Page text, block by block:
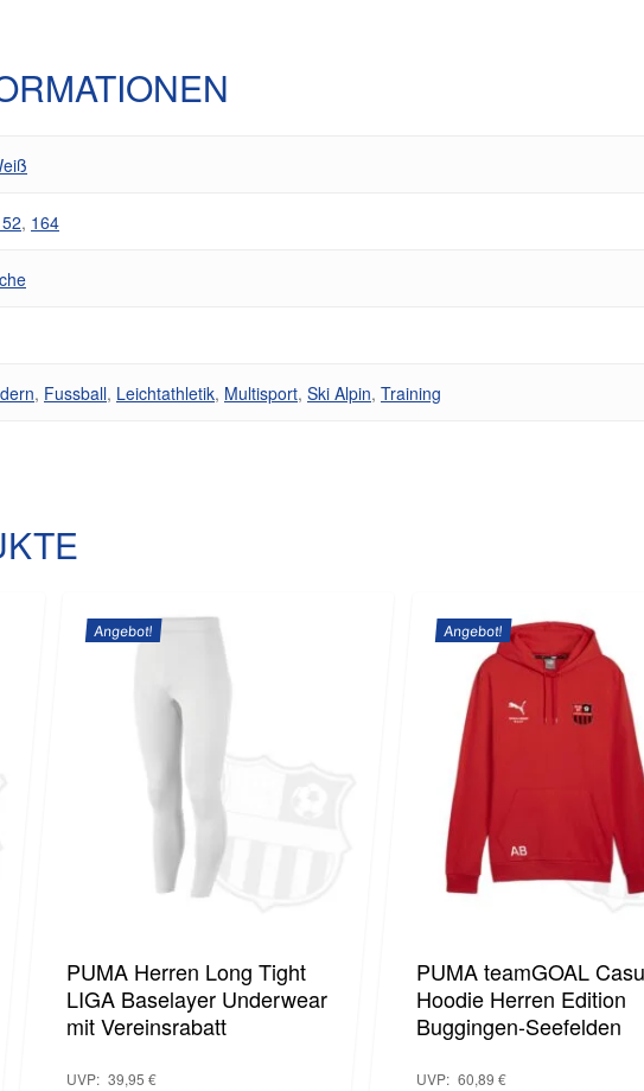
, 164
, Fussball, Leichtathletik, Multisport, Ski Alpin, Training
Angebot!
PUMA Herren Long Tight
LIGA Baselayer Underwear
mit Vereinsrabatt
UVP: 39,95€
Angebot!
PUMA teamGOAL
Hoodie Herren Edition
Buggingen-Seefelden
UVP: 60,89 €